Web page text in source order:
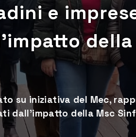
e
su iniziativa del Mec,
dall’impatto della Msc